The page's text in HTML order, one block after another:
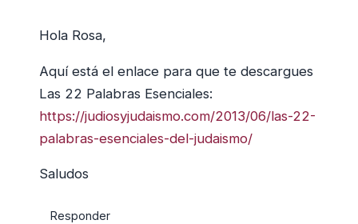
Hola Rosa,
Aquí está el enlace para que te descargues
Las 22 Palabras Esenciales:
https://judiosyjudaismo.com/2013/06/las-22-
palabras-esenciales-del-judaismo/
Saludos
Responder